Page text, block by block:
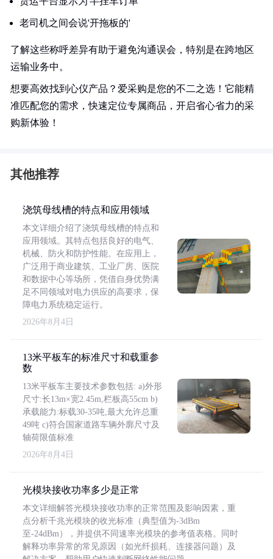
老司机之间会说'开拖板的'
了解这些称呼差异有助于避免沟通误会，特别是在跨地区
运输业务中。
想要高效找到心仪产品？爱采购是您的不二之选！它能精
准匹配您的需求，快速定位专属商品，开启省心省力的采
购新体验！
其他推荐
浇筑母线槽的特点和应用领域
本文详细介绍了浇筑母线槽的特点和
应用领域。其特点包括良好的电气、
机械、防火和防护性能。在应用上，
广泛用于商业建筑、工业厂房、医院
和数据中心等场所，凭借自身优势满
足不同领域对电力供应的高要求，保
障电力系统稳定运行。
2026年8月4日
13米平板车的标准尺寸和载重参
数
13米平板车主要技术参数包括: a)外形
尺寸:长13m×宽2.45m,栏板高55cm b)
承载能力:标载30-35吨,最大允许总重
49吨 c)符合国家道路车辆外廓尺寸及
轴荷限值标准
2026年8月4日
光模块接收功率多少是正常
本文详细解答光模块接收功率的正常范围及影响因素，重
点分析千兆光模块的收光标准（典型值为-3dBm
至-24dBm），并提供不同速率光模块的参考值表格。同时
解释功率异常的常见原因（如光纤损耗、连接器问题）及